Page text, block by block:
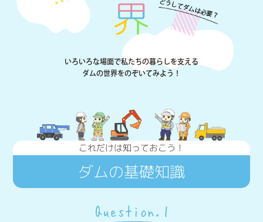
いろいろな場面で私たちの暮らしを支える
ダムの世界をのぞいてみよう！
これだけは知っておこう！
ダムの基礎知識